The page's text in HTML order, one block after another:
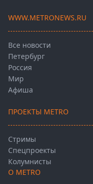
WWW.METRONEWS.RU
Все новости
Петербург
Россия
Мир
Афиша
ПРОЕКТЫ METRO
Стримы
Спецпроекты
Колумнисты
О METRO